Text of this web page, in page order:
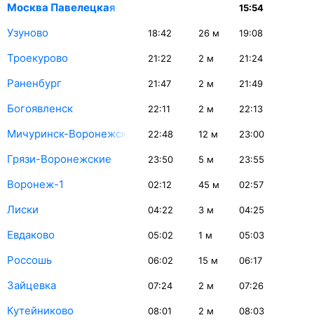
Москва Павелецкая 15:54
Узуново 18:42 26 м 19:08
Троекурово 21:22 2 м 21:24
Раненбург 21:47 2 м 21:49
Богоявленск 22:11 2 м 22:13
Мичуринск-Воронежский 22:48 12 м 23:00
Грязи-Воронежские 23:50 5 м 23:55
Воронеж-1 02:12 45 м 02:57
Лиски 04:22 3 м 04:25
Евдаково 05:02 1 м 05:03
Россошь 06:02 15 м 06:17
Зайцевка 07:24 2 м 07:26
Кутейниково 08:01 2 м 08:03